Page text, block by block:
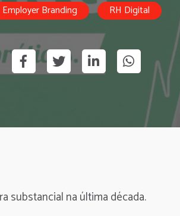
Employer Branding RH Digital
substancial na última década.